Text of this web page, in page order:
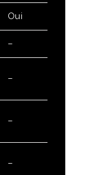
Oui
–
–
–
–